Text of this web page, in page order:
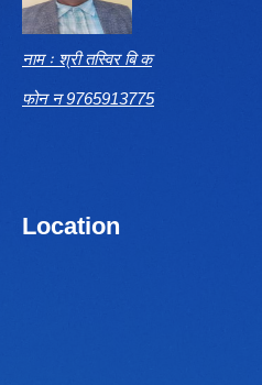
नाम ः श्री तस्विर बि क
फोन न 9765913775
Location